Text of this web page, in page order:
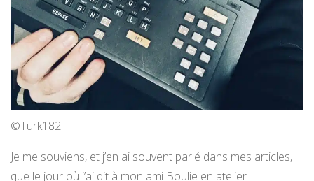
©Turk182
Je me souviens, et j’en ai souvent parlé dans mes articles,
que le jour où j’ai dit à mon ami Boulie en atelier